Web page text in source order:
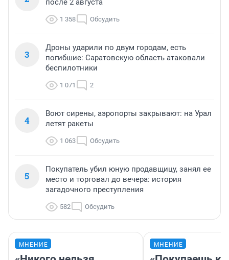
после 2 августа
1 358 Обсудить
3
Дроны ударили по двум городам, есть
погибшие: Саратовскую область атаковали
беспилотники
1 071 2
4
Воют сирены, аэропорты закрывают: на Урал
летят ракеты
1 063 Обсудить
5
Покупатель убил юную продавщицу, занял ее
место и торговал до вечера: история
загадочного преступления
582 Обсудить
МНЕНИЕ МНЕНИЕ